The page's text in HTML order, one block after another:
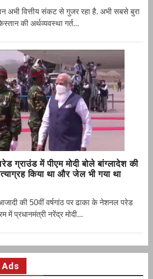
अभी वित्तीय संकट से गुजर रहा है. अभी सबसे बुरा
की अर्थव्यवस्था गर्त...
ग्राउंड में पीएम मोदी बोले बांग्लादेश की
किया था और जेल भी गया था
की 50वीं वर्षगांठ पर ढाका के नेशनल परेड
में प्रधानमंत्री नरेंद्र मोदी...